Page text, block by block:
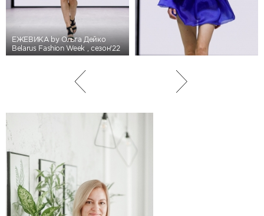
ЕЖЕВИКА by Ольга Дейко
Belarus Fashion Week , сезон'22